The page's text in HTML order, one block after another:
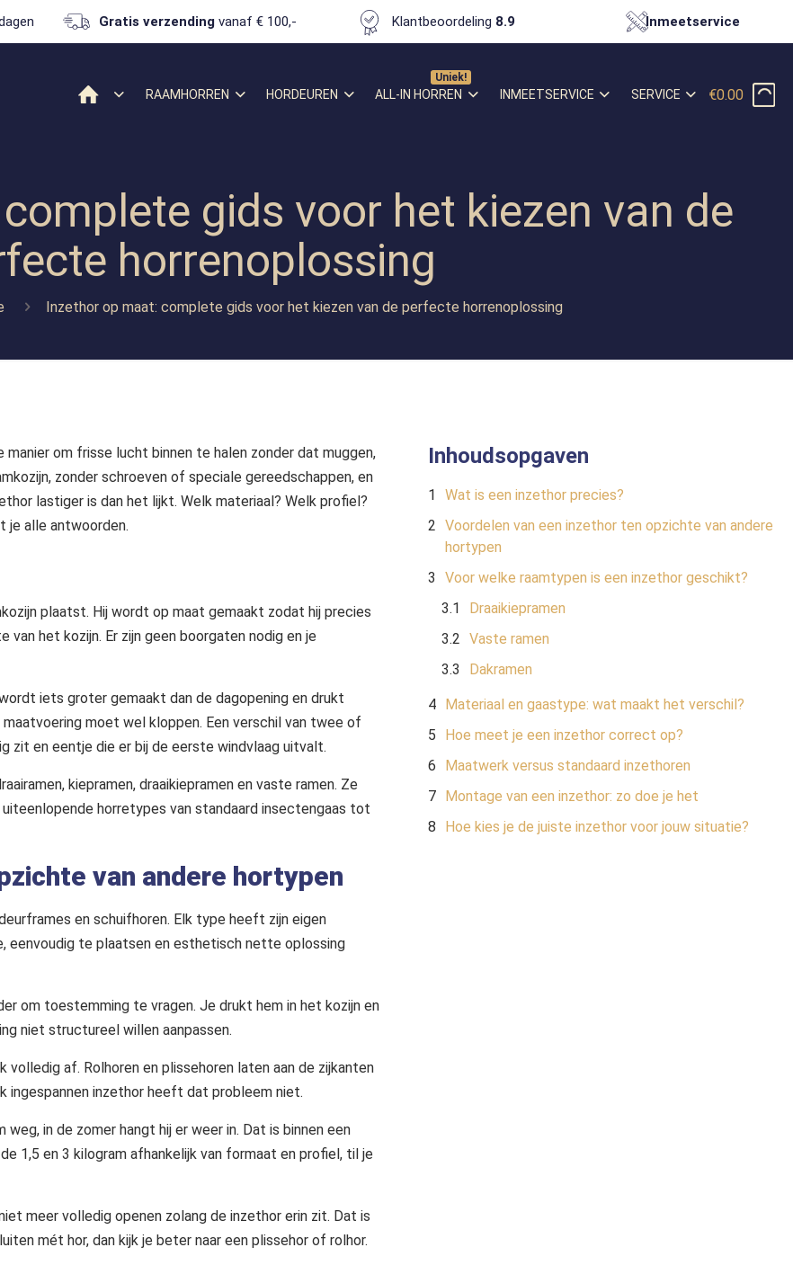
Gratis verzendingvanaf € 100,- Klantbeoordeling 8.9 Inmeetservice
RAAMHORREN HORDEUREN ALL-IN HORREN INMEETSERVICE SERVICE €0.00
gids voor het kiezen van de
horrenoplossing
Inzethor op maat: complete gids voor het kiezen van de perfecte horrenoplossing
om frisse lucht binnen te halen zonder dat muggen,
zonder schroeven of speciale gereedschappen, en
lastiger is dan het lijkt. Welk materiaal? Welk profiel?
je alle antwoorden.
plaatst. Hij wordt op maat gemaakt zodat hij precies
het kozijn. Er zijn geen boorgaten nodig en je
iets groter gemaakt dan de dagopening en drukt
moet wel kloppen. Een verschil van twee of
zit en eentje die er bij de eerste windvlaag uitvalt.
kiepramen, draaikiepramen en vaste ramen. Ze
horretypes van standaard insectengaas tot
van andere hortypen
en schuifhoren. Elk type heeft zijn eigen
eenvoudig te plaatsen en esthetisch nette oplossing
om toestemming te vragen. Je drukt hem in het kozijn en
niet structureel willen aanpassen.
af. Rolhoren en plissehoren laten aan de zijkanten
ingespannen inzethor heeft dat probleem niet.
in de zomer hangt hij er weer in. Dat is binnen een
1,5 en 3 kilogram afhankelijk van formaat en profiel, til je
meer volledig openen zolang de inzethor erin zit. Dat is
mét hor, dan kijk je beter naar een plissehor of rolhor.
Inhoudsopgaven
Wat is een inzethor precies?
Voordelen van een inzethor ten opzichte van andere
hortypen
Voor welke raamtypen is een inzethor geschikt?
Draaikiepramen
Vaste ramen
Dakramen
Materiaal en gaastype: wat maakt het verschil?
Hoe meet je een inzethor correct op?
Maatwerk versus standaard inzethoren
Montage van een inzethor: zo doe je het
Hoe kies je de juiste inzethor voor jouw situatie?